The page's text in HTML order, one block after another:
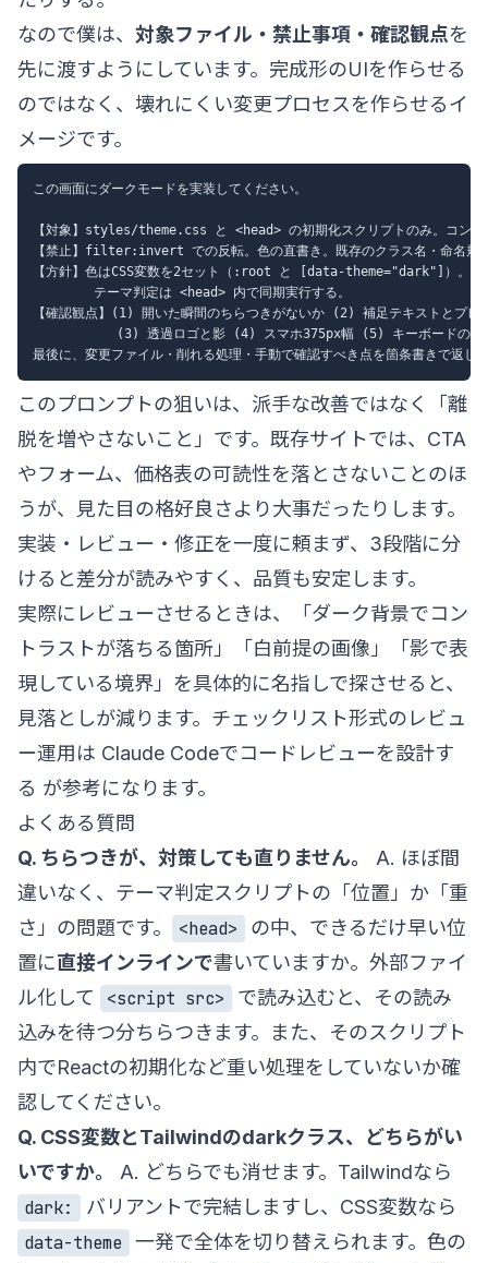
なので僕は、 対象ファイル・禁止事項・確認観点を
先に渡すようにしています。完成形のUIを作らせる
のではなく、壊れにくい変更プロセスを作らせるイ
メージです。
この画面にダークモードを実装してください。
【対象】styles/theme.css と <head> の初期化スクリプトのみ。コンポ
【禁止】filter:invert での反転。色の直書き。既存のクラス名・命名規
【方針】色はCSS変数を2セット（:root と [data-theme="dark"]）。
        テーマ判定は <head> 内で同期実行する。
【確認観点】(1) 開いた瞬間のちらつきがないか (2) 補足テキストとプレ
(3) 透過ロゴと影 (4) スマホ375px幅 (5) キーボードのフ
このプロンプトの狙いは、派手な改善ではなく「離
脱を増やさないこと」です。既存サイトでは、CTA
やフォーム、価格表の可読性を落とさないことのほ
うが、見た目の格好良さより大事だったりします。
実装・レビュー・修正を一度に頼まず、3段階に分
けると差分が読みやすく、品質も安定します。
実際にレビューさせるときは、「ダーク背景でコン
トラストが落ちる箇所」「白前提の画像」「影で表
現している境界」を具体的に名指しで探させると、
見落としが減ります。チェックリスト形式のレビュ
ー運用は Claude Codeでコードレビューを設計す
る が参考になります。
よくある質問
Q. ちらつきが、対策しても直りません。
A. ほぼ間
違いなく、テーマ判定スクリプトの「位置」か「重
さ」の問題です。
<head>
の中、できるだけ早い位
置に直接インラインで書いていますか。外部ファイ
ル化して
<script src>
で読み込むと、その読み
込みを待つ分ちらつきます。また、そのスクリプト
内でReactの初期化など重い処理をしていないか確
認してください。
Q. CSS変数とTailwindのdarkクラス、どちらがい
いですか。
A. どちらでも消せます。Tailwindなら
dark:
バリアントで完結しますし、CSS変数なら
data-theme
一発で全体を切り替えられます。色の